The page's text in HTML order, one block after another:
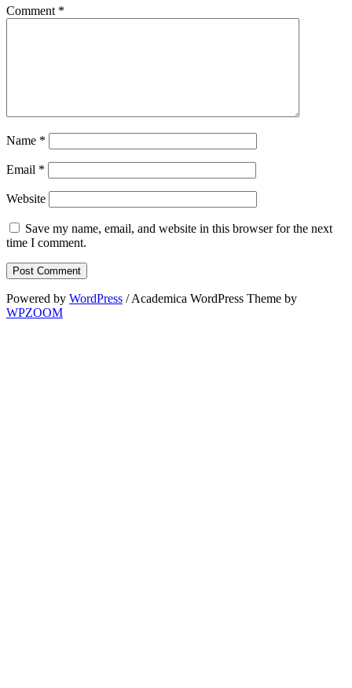
Comment *
Name *
Email *
Website
Save my name, email, and website in this browser for the next
time I comment.
Powered by WordPress / Academica WordPress Theme by
WPZOOM